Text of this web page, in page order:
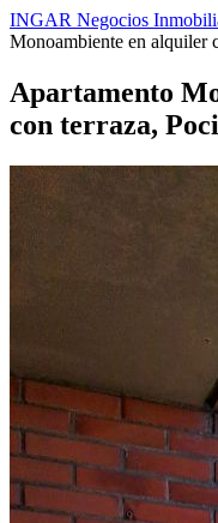
INGAR Negocios
Monoambiente en alquiler
Apartamento
con terraza,